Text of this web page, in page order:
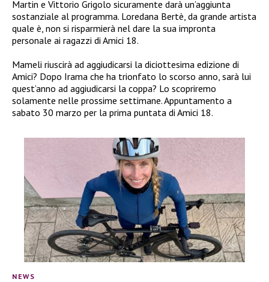
Martin e Vittorio Grigolo sicuramente darà un’aggiunta
sostanziale al programma. Loredana Bertè, da grande artista
quale è, non si risparmierà nel dare la sua impronta
personale ai ragazzi di Amici 18.
Mameli riuscirà ad aggiudicarsi la diciottesima edizione di
Amici? Dopo Irama che ha trionfato lo scorso anno, sarà lui
quest’anno ad aggiudicarsi la coppa? Lo scopriremo
solamente nelle prossime settimane. Appuntamento a
sabato 30 marzo per la prima puntata di Amici 18.
NEWS